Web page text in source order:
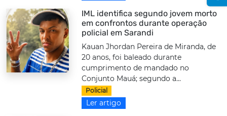
IML identifica segundo jovem morto
em confrontos durante operação
policial em Sarandi
Kauan Jhordan Pereira de Miranda, de
20 anos, foi baleado durante
cumprimento de mandado no
Conjunto Mauá; segundo a...
Policial
Ler artigo